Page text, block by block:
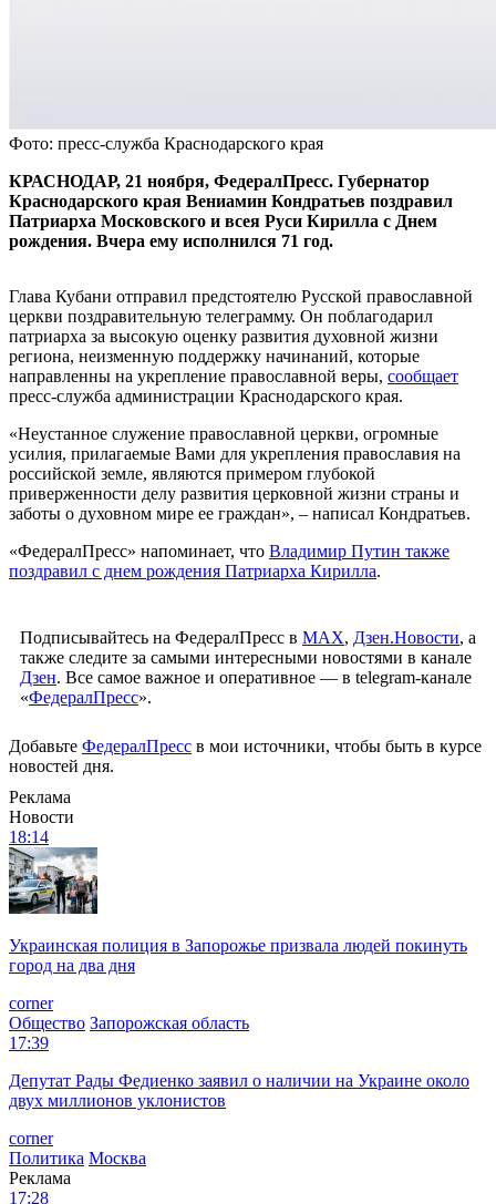
Фото: пресс-служба Краснодарского края
КРАСНОДАР, 21 ноября, ФедералПресс. Губернатор
Краснодарского края Вениамин Кондратьев поздравил
Патриарха Московского и всея Руси Кирилла с Днем
рождения. Вчера ему исполнился 71 год.
Глава Кубани отправил предстоятелю Русской православной
церкви поздравительную телеграмму. Он поблагодарил
патриарха за высокую оценку развития духовной жизни
региона, неизменную поддержку начинаний, которые
направленны на укрепление православной веры, сообщает
пресс-служба администрации Краснодарского края.
«Неустанное служение православной церкви, огромные
усилия, прилагаемые Вами для укрепления православия на
российской земле, являются примером глубокой
приверженности делу развития церковной жизни страны и
заботы о духовном мире ее граждан», – написал Кондратьев.
«ФедералПресс» напоминает, что Владимир Путин также
поздравил с днем рождения Патриарха Кирилла.
Подписывайтесь на ФедералПресс в МАХ, Дзен.Новости, а
также следите за самыми интересными новостями в канале
Дзен. Все самое важное и оперативное — в telegram-канале
«ФедералПресс».
Добавьте ФедералПресс в мои источники, чтобы быть в курсе
новостей дня.
Реклама
Новости
18:14
Украинская полиция в Запорожье призвала людей покинуть
город на два дня
corner
Общество Запорожская область
17:39
Депутат Рады Федиенко заявил о наличии на Украине около
двух миллионов уклонистов
corner
Политика Москва
Реклама
17:28